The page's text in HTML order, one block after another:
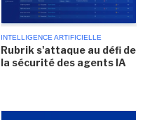
INTELLIGENCE ARTIFICIELLE
Rubrik s'attaque au défi de
la sécurité des agents IA